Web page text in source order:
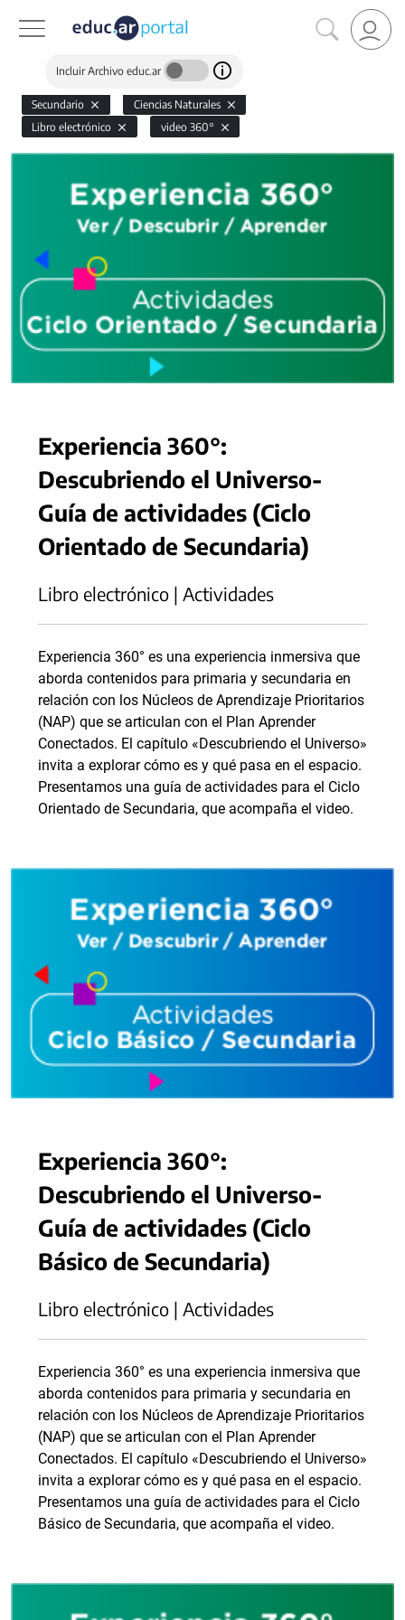
Incluir Archivo educ.ar
Secundario
Ciencias Naturales
Libro electrónico
video 360°
Experiencia 360°:
Descubriendo el Universo-
Guía de actividades (Ciclo
Orientado de Secundaria)
Libro electrónico | Actividades
Experiencia 360° es una experiencia inmersiva que
aborda contenidos para primaria y secundaria en
relación con los Núcleos de Aprendizaje Prioritarios
(NAP) que se articulan con el Plan Aprender
Conectados. El capítulo «Descubriendo el Universo»
invita a explorar cómo es y qué pasa en el espacio.
Presentamos una guía de actividades para el Ciclo
Orientado de Secundaria, que acompaña el video.
Experiencia 360°:
Descubriendo el Universo-
Guía de actividades (Ciclo
Básico de Secundaria)
Libro electrónico | Actividades
Experiencia 360° es una experiencia inmersiva que
aborda contenidos para primaria y secundaria en
relación con los Núcleos de Aprendizaje Prioritarios
(NAP) que se articulan con el Plan Aprender
Conectados. El capítulo «Descubriendo el Universo»
invita a explorar cómo es y qué pasa en el espacio.
Presentamos una guía de actividades para el Ciclo
Básico de Secundaria, que acompaña el video.